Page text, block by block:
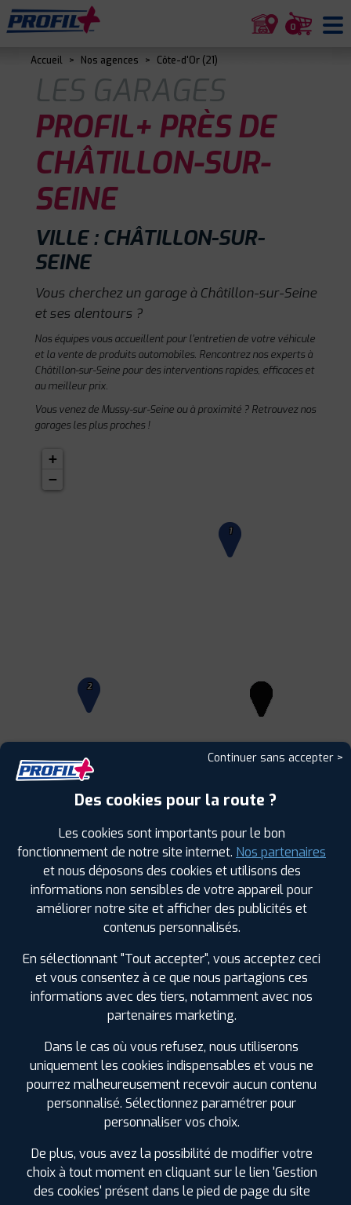
0
Accueil > Nos agences > Côte-d'Or (21)
LES GARAGES
PROFIL+ PRÈS DE
CHÂTILLON-SUR-
SEINE
VILLE : CHÂTILLON-SUR-
SEINE
Vous cherchez un garage à Châtillon-sur-Seine
et ses alentours ?
Nos équipes vous accueillent pour l'entretien de votre véhicule
et la vente de produits automobiles. Rencontrez nos experts à
Châtillon-sur-Seine pour des interventions rapides, efficaces et
au meilleur prix.
Vous venez de Mussy-sur-Seine ou à proximité ? Retrouvez nos
garages les plus proches !
1
2
+
−
1
PROFIL PLUSVENDEUVRE SUR BARSE
8 RUE PATAUT10140 VENDEUVRE SUR BASE
0325738464
HORAIRES | +D'INFOS
2
PROFIL PLUSTONNERRE
ZA ROUTE DE PARIS 89700 TONNERRE
Continuer sans accepter >
Des cookies pour la route ?
Les cookies sont importants pour le bon
fonctionnement de notre site internet. Nos partenaires
et nous déposons des cookies et utilisons des
informations non sensibles de votre appareil pour
améliorer notre site et afficher des publicités et
contenus personnalisés.
En sélectionnant "Tout accepter", vous acceptez ceci
et vous consentez à ce que nous partagions ces
informations avec des tiers, notamment avec nos
partenaires marketing.
Dans le cas où vous refusez, nous utiliserons
uniquement les cookies indispensables et vous ne
pourrez malheureusement recevoir aucun contenu
personnalisé. Sélectionnez paramétrer pour
personnaliser vos choix.
De plus, vous avez la possibilité de modifier votre
choix à tout moment en cliquant sur le lien 'Gestion
des cookies' présent dans le pied de page du site